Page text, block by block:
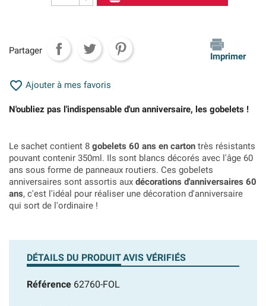
Partager
Imprimer
 Ajouter à mes favoris
N'oubliez pas l'indispensable d'un anniversaire, les gobelets !
Le sachet contient 8 gobelets 60 ans en carton très résistants
pouvant contenir 350ml. Ils sont blancs décorés avec l'âge 60
ans sous forme de panneaux routiers. Ces gobelets
anniversaires sont assortis aux décorations d'anniversaires 60
ans, c'est l'idéal pour réaliser une décoration d'anniversaire
qui sort de l'ordinaire !
DÉTAILS DU PRODUITAVIS VÉRIFIÉS
Référence 62760-FOL